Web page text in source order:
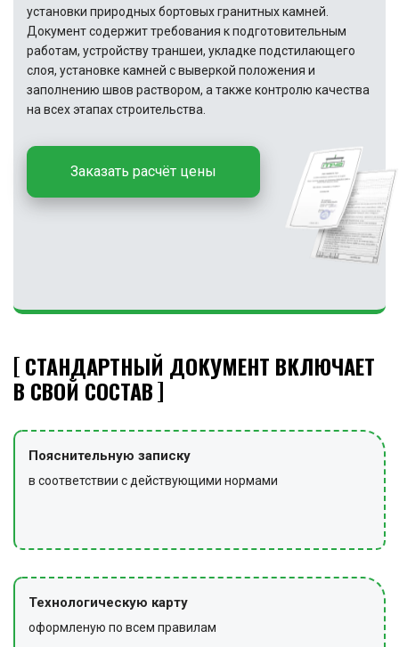
установки природных бортовых гранитных камней.
Документ содержит требования к подготовительным
работам, устройству траншеи, укладке подстилающего
слоя, установке камней с выверкой положения и
заполнению швов раствором, а также контролю качества
на всех этапах строительства.
Заказать расчёт цены
СТАНДАРТНЫЙ ДОКУМЕНТ ВКЛЮЧАЕТ
В СВОЙ СОСТАВ
Пояснительную записку
в соответствии с действующими нормами
Технологическую карту
оформленую по всем правилам